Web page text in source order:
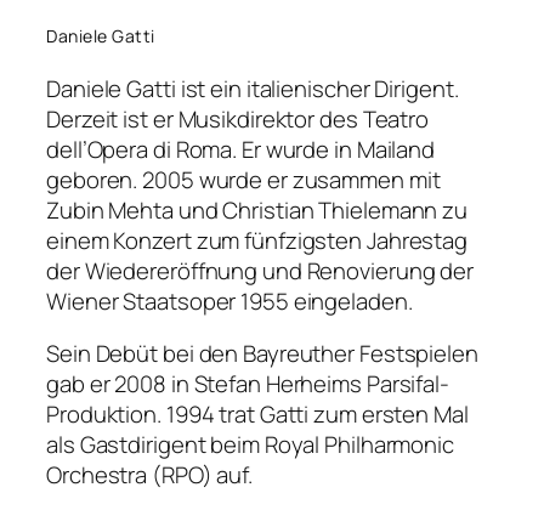
Daniele Gatti
Daniele Gatti ist ein italienischer Dirigent.
Derzeit ist er Musikdirektor des Teatro
dell’Opera di Roma. Er wurde in Mailand
geboren. 2005 wurde er zusammen mit
Zubin Mehta und Christian Thielemann zu
einem Konzert zum fünfzigsten Jahrestag
der Wiedereröffnung und Renovierung der
Wiener Staatsoper 1955 eingeladen.
Sein Debüt bei den Bayreuther Festspielen
gab er 2008 in Stefan Herheims Parsifal-
Produktion. 1994 trat Gatti zum ersten Mal
als Gastdirigent beim Royal Philharmonic
Orchestra (RPO) auf.